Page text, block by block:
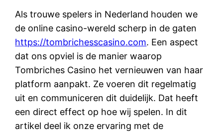
Als trouwe spelers in Nederland houden we
de online casino-wereld scherp in de gaten
https://tombrichesscasino.com. Een aspect
dat ons opviel is de manier waarop
Tombriches Casino het vernieuwen van haar
platform aanpakt. Ze voeren dit regelmatig
uit en communiceren dit duidelijk. Dat heeft
een direct effect op hoe wij spelen. In dit
artikel deel ik onze ervaring met de